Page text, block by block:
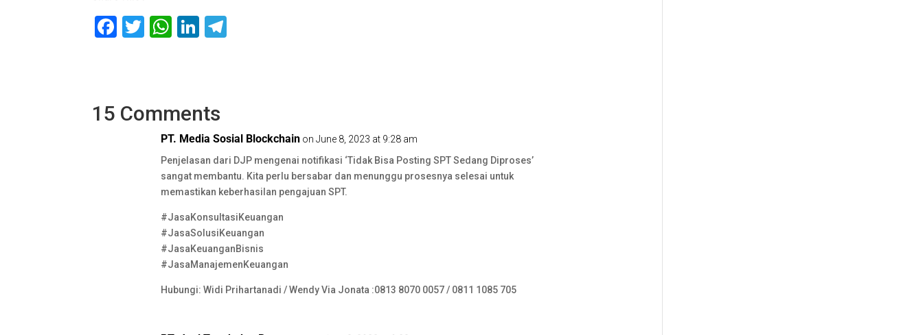
F
b
T
W
A
p
p
Li
dI
n
m
15 Comments
PT. Media Sosial Blockchain on June 8, 2023 at 9:28 am
Penjelasan dari DJP mengenai notifikasi ‘Tidak Bisa Posting SPT Sedang Diproses’
sangat membantu. Kita perlu bersabar dan menunggu prosesnya selesai untuk
memastikan keberhasilan pengajuan SPT.
#JasaKonsultasiKeuangan
#JasaSolusiKeuangan
#JasaKeuanganBisnis
#JasaManajemenKeuangan
Hubungi: Widi Prihartanadi / Wendy Via Jonata :0813 8070 0057 / 0811 1085 705